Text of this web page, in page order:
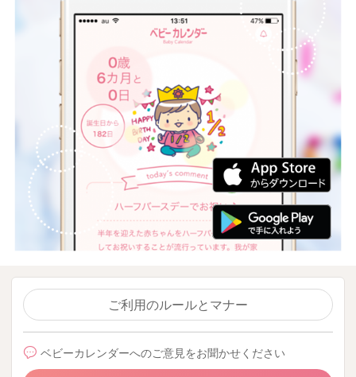
ご利用のルールとマナー
ベビーカレンダーへのご意見をお聞かせください